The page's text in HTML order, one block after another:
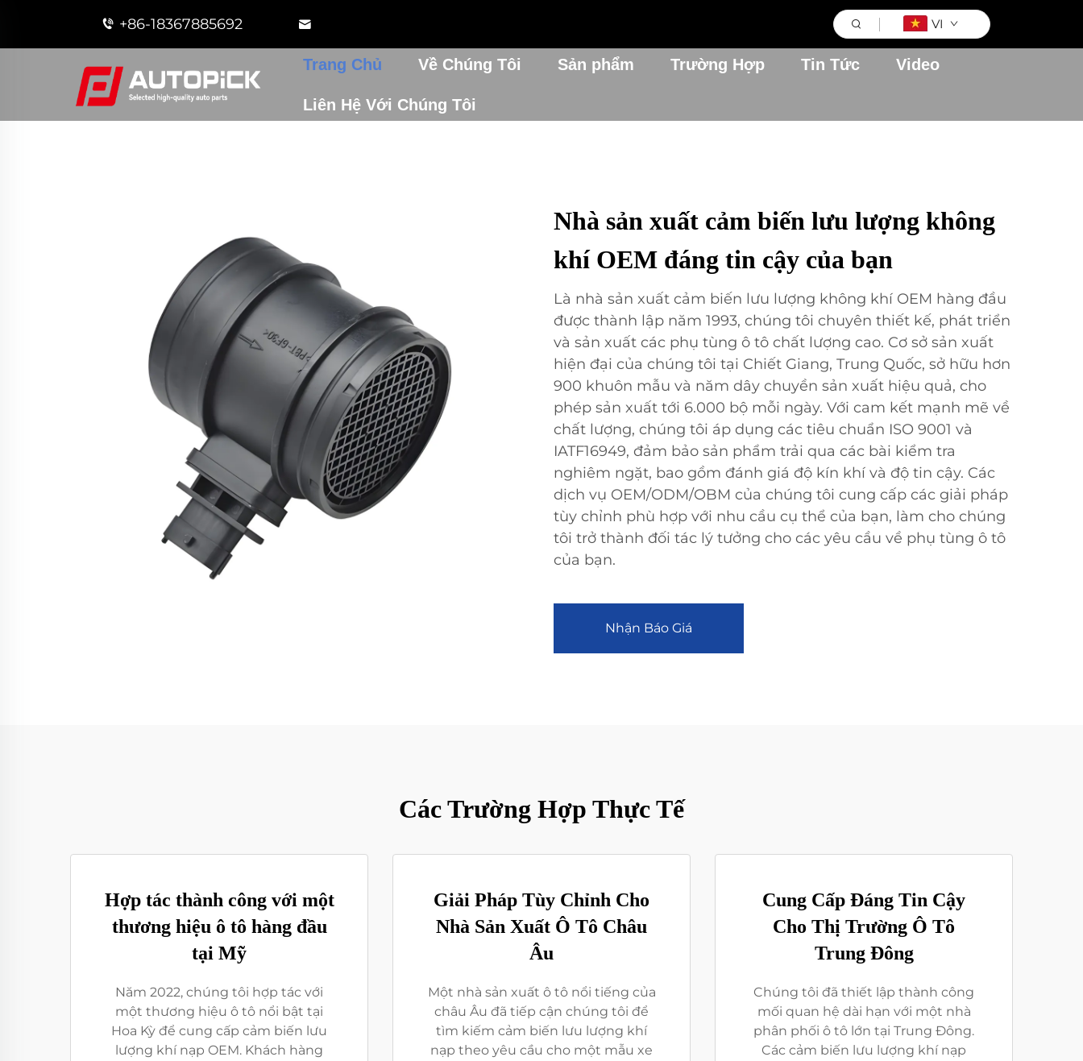
+86-18367885692 VI
Trang Chủ Về Chúng Tôi Sản phẩm Trường Hợp Tin Tức Video
Liên Hệ Với Chúng Tôi
Nhà sản xuất cảm biến lưu lượng không
khí OEM đáng tin cậy của bạn
Là nhà sản xuất cảm biến lưu lượng không khí OEM hàng đầu
được thành lập năm 1993, chúng tôi chuyên thiết kế, phát triển
và sản xuất các phụ tùng ô tô chất lượng cao. Cơ sở sản xuất
hiện đại của chúng tôi tại Chiết Giang, Trung Quốc, sở hữu hơn
900 khuôn mẫu và năm dây chuyền sản xuất hiệu quả, cho
phép sản xuất tới 6.000 bộ mỗi ngày. Với cam kết mạnh mẽ về
chất lượng, chúng tôi áp dụng các tiêu chuẩn ISO 9001 và
IATF16949, đảm bảo sản phẩm trải qua các bài kiểm tra
nghiêm ngặt, bao gồm đánh giá độ kín khí và độ tin cậy. Các
dịch vụ OEM/ODM/OBM của chúng tôi cung cấp các giải pháp
tùy chỉnh phù hợp với nhu cầu cụ thể của bạn, làm cho chúng
tôi trở thành đối tác lý tưởng cho các yêu cầu về phụ tùng ô tô
của bạn.
Nhận Báo Giá
Các Trường Hợp Thực Tế
Hợp tác thành công với một
thương hiệu ô tô hàng đầu
tại Mỹ
Năm 2022, chúng tôi hợp tác với
một thương hiệu ô tô nổi bật tại
Hoa Kỳ để cung cấp cảm biến lưu
lượng khí nạp OEM. Khách hàng
Giải Pháp Tùy Chỉnh Cho
Nhà Sản Xuất Ô Tô Châu
Âu
Một nhà sản xuất ô tô nổi tiếng của
châu Âu đã tiếp cận chúng tôi để
tìm kiếm cảm biến lưu lượng khí
nạp theo yêu cầu cho một mẫu xe
Cung Cấp Đáng Tin Cậy
Cho Thị Trường Ô Tô
Trung Đông
Chúng tôi đã thiết lập thành công
mối quan hệ dài hạn với một nhà
phân phối ô tô lớn tại Trung Đông.
Các cảm biến lưu lượng khí nạp